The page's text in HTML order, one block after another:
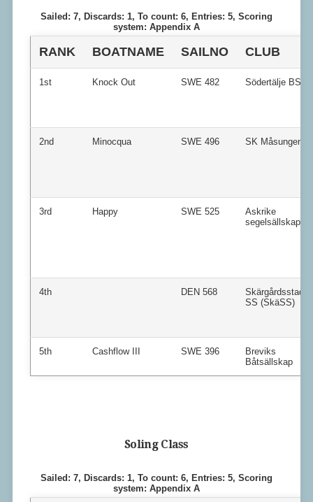
Sailed: 7, Discards: 1, To count: 6, Entries: 5, Scoring
system: Appendix A
RANK BOATNAME SAILNO CLUB
1st Knock Out SWE 482 Södertälje BS
2nd Minocqua SWE 496 SK Måsungen
3rd Happy SWE 525
Askrike
segelsällskap
4th DEN 568
Skärgårdsstad
SS (SkäSS)
5th Cashflow III SWE 396
Breviks
Båtsällskap
Soling Class
Sailed: 7, Discards: 1, To count: 6, Entries: 5, Scoring
system: Appendix A